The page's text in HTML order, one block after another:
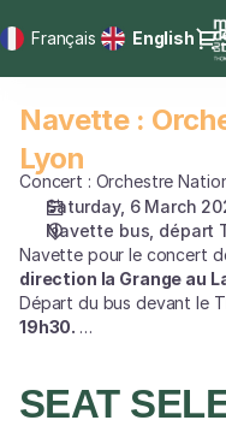
Français Current
English
selection
départ
Théâtre
Novarina
06.03.2027
19:30
Orchestre
Navette
Orchestre
National
Lyon
Navette :
Lyon
Concert : Orchestre
Saturday, 6 March
Navette bus, départ
Navette pour le concert
direction la Grange au
Départ du bus devant le
19h30.
SEAT